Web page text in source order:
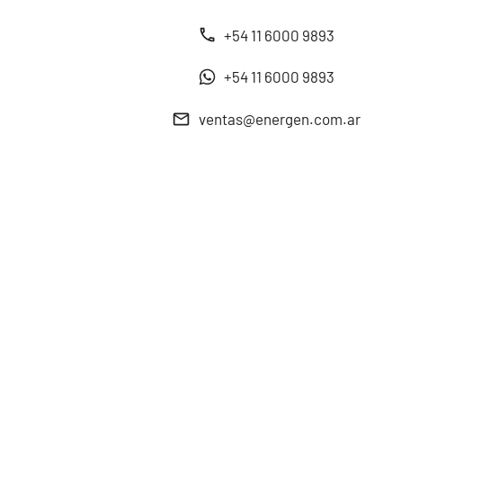
+54 11 6000 9893
+54 11 6000 9893
ventas@energen.com.ar